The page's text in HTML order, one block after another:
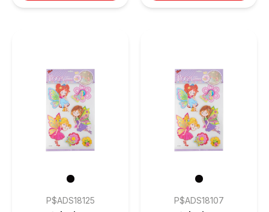
P$ADS18125 P$ADS18107